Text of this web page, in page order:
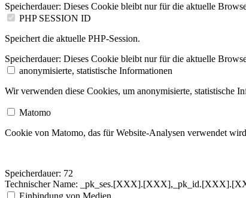
Speicherdauer: Dieses Cookie bleibt nur für die aktuelle
PHP SESSION ID
Speichert die aktuelle PHP-Session.
Speicherdauer: Dieses Cookie bleibt nur für die aktuelle
anonymisierte, statistische Informationen
Wir verwenden diese Cookies, um anonymisierte, statistische
Matomo
Cookie von Matomo, das für Website-Analysen verwendet
Speicherdauer: 72
Technischer Name:
Einbindung von Medien